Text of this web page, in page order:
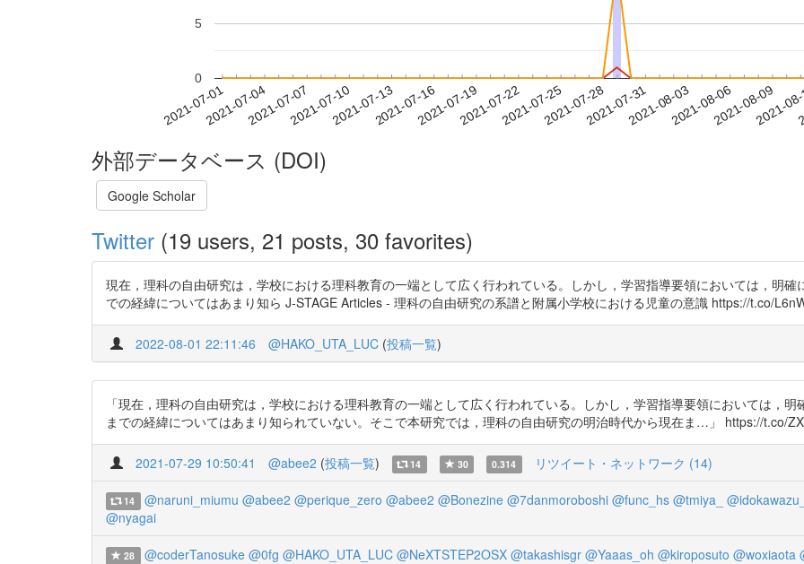
2021-07-012021-07-042021-07-072021-07-102021-07-132021-07-162021-07-192021-07-222021-07-252021-07-282021-07-312021-08-032021-08-062021-08-09
2021-
0
5
外部データベース (DOI)
Google Scholar
Twitter (19 users, 21 posts, 30 favorites)
現在，理科の自由研究は，学校における理科教育の一端として広く行われている。しかし，学習指導要領においては，明
での経緯についてはあまり知ら J-STAGE Articles - 理科の自由研究の系譜と附属小学校における児童の意識 https://t.co/
2022-08-01 22:11:46 @HAKO_UTA_LUC (投稿一覧)
「現在，理科の自由研究は，学校における理科教育の一端として広く行われている。しかし，学習指導要領においては，
までの経緯についてはあまり知られていない。そこで本研究では，理科の自由研究の明治時代から現在ま…」 https://t.co/
2021-07-29 10:50:41 @abee2 (投稿一覧) 14 30 0.314 リツイート・ネットワーク (14)
14 @naruni_miumu @abee2 @perique_zero @abee2 @Bonezine @7danmoroboshi @func_hs @tmiya_
@nyagai
28 @coderTanosuke @0fg @HAKO_UTA_LUC @NeXTSTEP2OSX @takashisgr @Yaaas_oh @kiroposuto @woxiaota